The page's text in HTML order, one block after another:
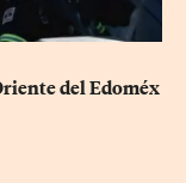
del Edoméx